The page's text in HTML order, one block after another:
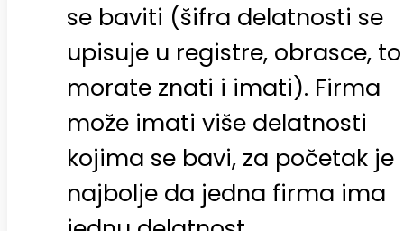
se baviti (šifra delatnosti se
upisuje u registre, obrasce, to
morate znati i imati). Firma
može imati više delatnosti
kojima se bavi, za početak je
najbolje da jedna firma ima